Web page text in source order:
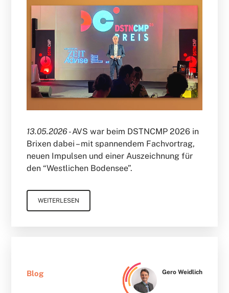
13.05.2026 -AVS war beim DSTNCMP 2026 in
Brixen dabei – mit spannendem Fachvortrag,
neuen Impulsen und einer Auszeichnung für
den “Westlichen Bodensee”.
WEITERLESEN
Blog Gero Weidlich